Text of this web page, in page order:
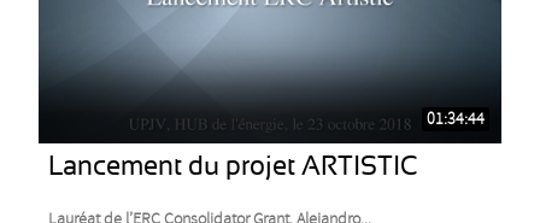
01:34:44
Lancement du projet ARTISTIC